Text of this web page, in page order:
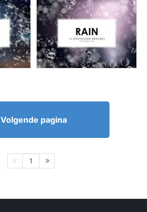
Volgende pagina
1